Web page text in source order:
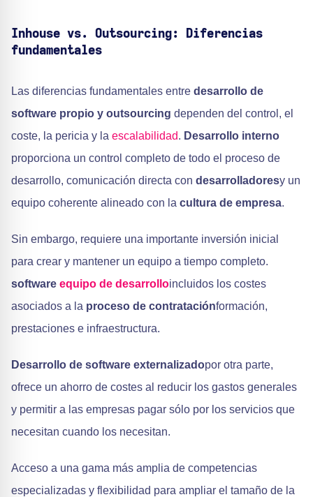
Inhouse vs. Outsourcing: Diferencias
fundamentales
Las diferencias fundamentales entre desarrollo de
software propio y outsourcing dependen del control, el
coste, la pericia y la escalabilidad. Desarrollo interno
proporciona un control completo de todo el proceso de
desarrollo, comunicación directa con desarrolladoresy un
equipo coherente alineado con la cultura de empresa.
Sin embargo, requiere una importante inversión inicial
para crear y mantener un equipo a tiempo completo.
software equipo de desarrolloincluidos los costes
asociados a la proceso de contrataciónformación,
prestaciones e infraestructura.
Desarrollo de software externalizadopor otra parte,
ofrece un ahorro de costes al reducir los gastos generales
y permitir a las empresas pagar sólo por los servicios que
necesitan cuando los necesitan.
Acceso a una gama más amplia de competencias
especializadas y flexibilidad para ampliar el tamaño de la